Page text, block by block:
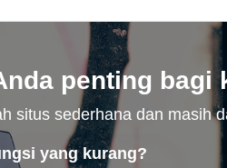
penting bagi
situs sederhana dan masih
yang kurang?